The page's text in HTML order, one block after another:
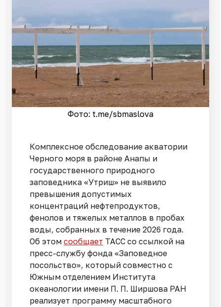
Фото: t.me/sbmaslova
Комплексное обследование акватории
Черного моря в районе Анапы и
государственного природного
заповедника «Утриш» не выявило
превышения допустимых
концентраций нефтепродуктов,
фенолов и тяжелых металлов в пробах
воды, собранных в течение 2026 года.
Об этом сообщает ТАСС со ссылкой на
пресс-службу фонда «Заповедное
посольство», который совместно с
Южным отделением Института
океанологии имени П. П. Ширшова РАН
реализует программу масштабного